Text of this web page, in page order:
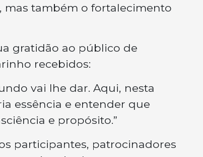
mas também o fortalecimento
gratidão ao público de
recebidos:
vai lhe dar. Aqui, nesta
essência e entender que
e propósito.”
participantes, patrocinadores